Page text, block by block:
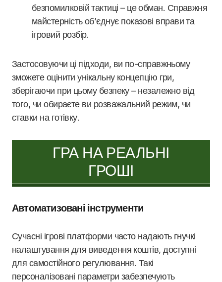
безпомилковій тактиці – це обман. Справжня
майстерність об’єднує показові вправи та
ігровий розбір.
Застосовуючи ці підходи, ви по-справжньому
зможете оцінити унікальну концепцію гри,
зберігаючи при цьому безпеку – незалежно від
того, чи обираєте ви розважальний режим, чи
ставки на готівку.
ГРА НА РЕАЛЬНІ
ГРОШІ
Автоматизовані інструменти
Сучасні ігрові платформи часто надають гнучкі
налаштування для виведення коштів, доступні
для самостійного регулювання. Такі
персоналізовані параметри забезпечують